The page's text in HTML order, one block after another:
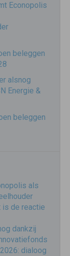
Econopolis
beleggen
alsnog
Energie &
beleggen
als
is de reactie
dankzij
dialoog